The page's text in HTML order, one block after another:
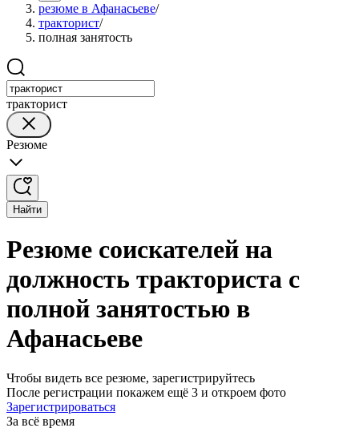
резюме в Афанасьеве/
тракторист/
полная занятость
тракторист
Резюме
Найти
Резюме соискателей на
должность тракториста с
полной занятостью в
Афанасьеве
Чтобы видеть все резюме, зарегистрируйтесь
После регистрации покажем ещё 3 и откроем фото
Зарегистрироваться
За всё время